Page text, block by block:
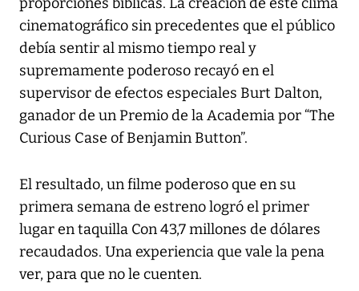
proporciones bíblicas. La creación de este clima
cinematográfico sin precedentes que el público
debía sentir al mismo tiempo real y
supremamente poderoso recayó en el
supervisor de efectos especiales Burt Dalton,
ganador de un Premio de la Academia por “The
Curious Case of Benjamin Button”.
El resultado, un filme poderoso que en su
primera semana de estreno logró el primer
lugar en taquilla Con 43,7 millones de dólares
recaudados. Una experiencia que vale la pena
ver, para que no le cuenten.